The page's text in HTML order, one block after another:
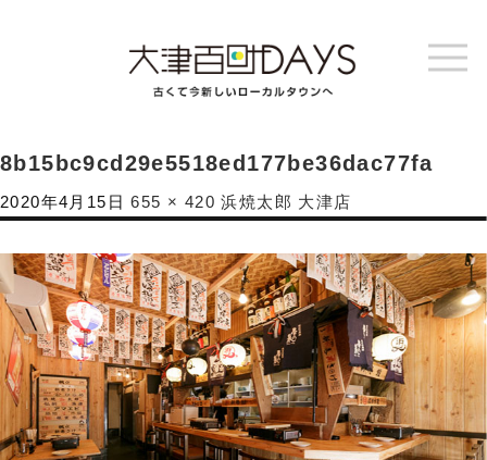
8b15bc9cd29e5518ed177be36dac77fa
2020年4月15日 655 × 420 浜焼太郎 大津店